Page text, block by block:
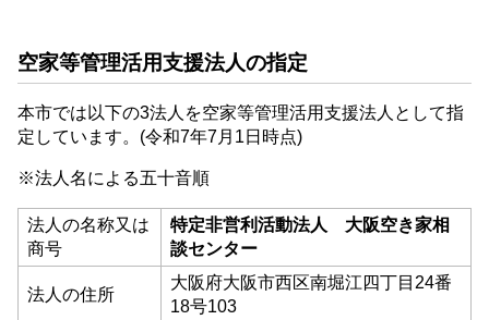
空家等管理活用支援法人の指定
本市では以下の3法人を空家等管理活用支援法人として指
定しています。(令和7年7月1日時点)
※法人名による五十音順
法人の名称又は
商号
特定非営利活動法人 大阪空き家相
談センター
法人の住所
大阪府大阪市西区南堀江四丁目24番
18号103